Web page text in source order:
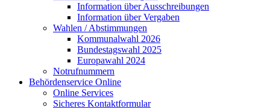
Information über Ausschreibungen
Information über Vergaben
Wahlen / Abstimmungen
Kommunalwahl 2026
Bundestagswahl 2025
Europawahl 2024
Notrufnummern
Behördenservice Online
Online Services
Sicheres Kontaktformular